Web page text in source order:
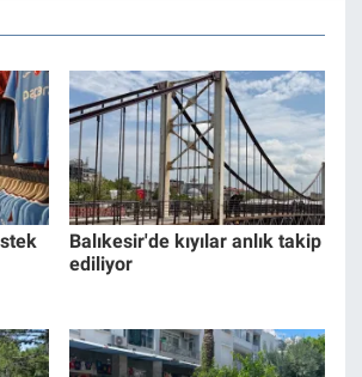
Balıkesir'de kıyılar anlık takip
ediliyor